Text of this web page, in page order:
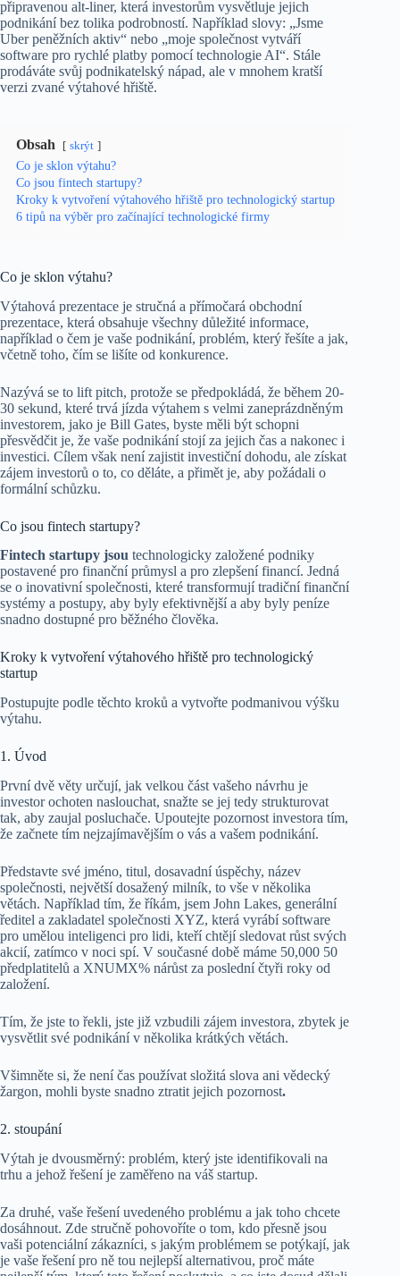
připravenou alt-liner, která investorům vysvětluje jejich
podnikání bez tolika podrobností. Například slovy: „Jsme
Uber peněžních aktiv“ nebo „moje společnost vytváří
software pro rychlé platby pomocí technologie AI“. Stále
prodáváte svůj podnikatelský nápad, ale v mnohem kratší
verzi zvané výtahové hřiště.
Obsah skrýt
Co je sklon výtahu?
Co jsou fintech startupy?
Kroky k vytvoření výtahového hřiště pro technologický startup
6 tipů na výběr pro začínající technologické firmy
Co je sklon výtahu?
Výtahová prezentace je stručná a přímočará obchodní
prezentace, která obsahuje všechny důležité informace,
například o čem je vaše podnikání, problém, který řešíte a jak,
včetně toho, čím se lišíte od konkurence.
Nazývá se to lift pitch, protože se předpokládá, že během 20-
30 sekund, které trvá jízda výtahem s velmi zaneprázdněným
investorem, jako je Bill Gates, byste měli být schopni
přesvědčit je, že vaše podnikání stojí za jejich čas a nakonec i
investici. Cílem však není zajistit investiční dohodu, ale získat
zájem investorů o to, co děláte, a přimět je, aby požádali o
formální schůzku.
Co jsou fintech startupy?
Fintech startupy jsou technologicky založené podniky
postavené pro finanční průmysl a pro zlepšení financí. Jedná
se o inovativní společnosti, které transformují tradiční finanční
systémy a postupy, aby byly efektivnější a aby byly peníze
snadno dostupné pro běžného člověka.
Kroky k vytvoření výtahového hřiště pro technologický
startup
Postupujte podle těchto kroků a vytvořte podmanivou výšku
výtahu.
1. Úvod
První dvě věty určují, jak velkou část vašeho návrhu je
investor ochoten naslouchat, snažte se jej tedy strukturovat
tak, aby zaujal posluchače. Upoutejte pozornost investora tím,
že začnete tím nejzajímavějším o vás a vašem podnikání.
Představte své jméno, titul, dosavadní úspěchy, název
společnosti, největší dosažený milník, to vše v několika
větách. Například tím, že říkám, jsem John Lakes, generální
ředitel a zakladatel společnosti XYZ, která vyrábí software
pro umělou inteligenci pro lidi, kteří chtějí sledovat růst svých
akcií, zatímco v noci spí. V současné době máme 50,000 50
předplatitelů a XNUMX% nárůst za poslední čtyři roky od
založení.
Tím, že jste to řekli, jste již vzbudili zájem investora, zbytek je
vysvětlit své podnikání v několika krátkých větách.
Všimněte si, že není čas používat složitá slova ani vědecký
žargon, mohli byste snadno ztratit jejich pozornost.
2. stoupání
Výtah je dvousměrný: problém, který jste identifikovali na
trhu a jehož řešení je zaměřeno na váš startup.
Za druhé, vaše řešení uvedeného problému a jak toho chcete
dosáhnout. Zde stručně pohovoříte o tom, kdo přesně jsou
vaši potenciální zákazníci, s jakým problémem se potýkají, jak
je vaše řešení pro ně tou nejlepší alternativou, proč máte